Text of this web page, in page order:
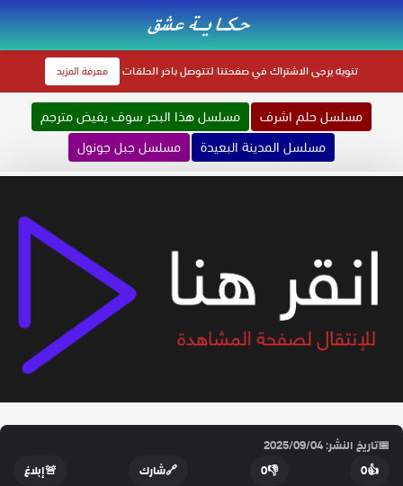
تنويهيرجى الاشتراك في صفحتنا لتتوصل باخر الحلقات معرفة المزيد
مسلسل حلم اشرف
مسلسل هذا البحر سوف يفيض مترجم
مسلسل المدينة البعيدة
مسلسل جبل جونول
📅تاريخ النشر: 2025/09/04
👍
0
👎
0
🔗شارك 🚨إبلاغ